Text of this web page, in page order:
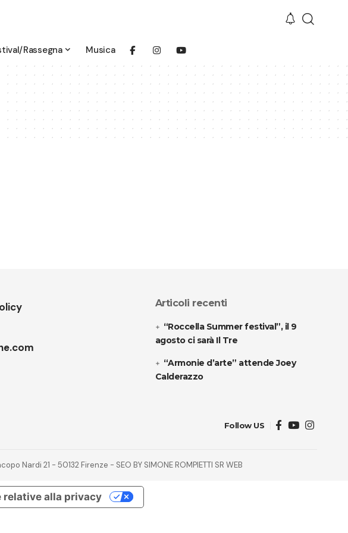
Rassegna Musica
Articoli recenti
“Roccella Summer festival”, il 9
agosto ci sarà Il Tre
“Armonie d’arte” attende Joey
Calderazzo
Follow US
21 - 50132 Firenze - SEO BY SIMONE ROMPIETTI SR WEB
relative alla privacy